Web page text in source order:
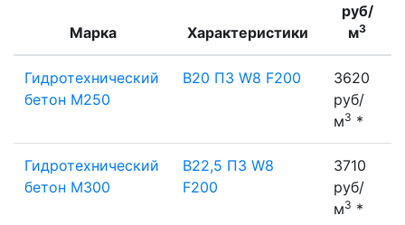
Марка Характеристики
руб/
м3
Гидротехнический
бетон М250
B20 П3 W8 F200
3620
руб/
м3 *
Гидротехнический
бетон М300
B22,5 П3 W8
F200
3710
руб/
м3 *